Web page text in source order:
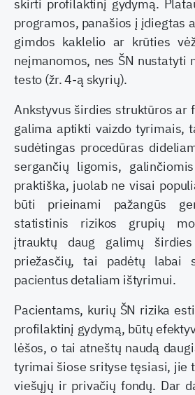
skirti profilaktinį gydymą.
programos, panašios į įdiegtas
gimdos kaklelio ar krūties
neįmanomos, nes ŠN nustatyti
testo (žr. 4-ą skyrių).
Ankstyvus širdies struktūros ar
galima aptikti vaizdo tyrimais,
sudėtingas procedūras
sergančių ligomis,
praktiška, juolab ne visai
būti prieinami pažangūs
statistinis rizikos grupių
įtrauktų daug galimų širdies
priežasčių, tai padėtų labai
pacientus detaliam ištyrimui.
Pacientams, kurių ŠN rizika
profilaktinį gydymą, būtų
lėšos, o tai atneštų naudą
tyrimai šiose srityse tęsiasi, jie
viešųjų ir privačių fondų. Dar